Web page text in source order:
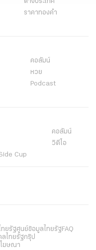
ราคาทองคำ
คอลัมน์
หวย
Podcast
คอลัมน์
วิดีโอ
Cup
ยรัฐศูนย์ข้อมูลไทยรัฐFAQ
ไทยรัฐกรุ๊ป
ฆษณา